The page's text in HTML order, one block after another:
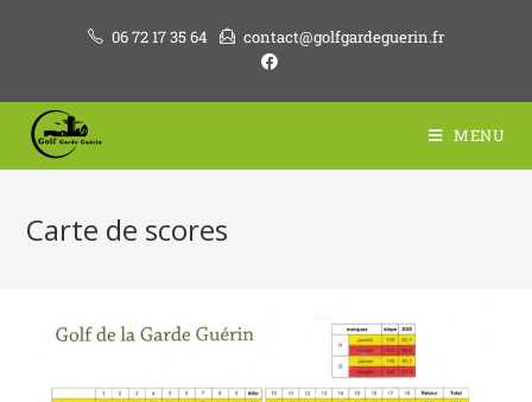
06 72 17 35 64 contact@golfgardeguerin.fr
MENU
Carte de scores